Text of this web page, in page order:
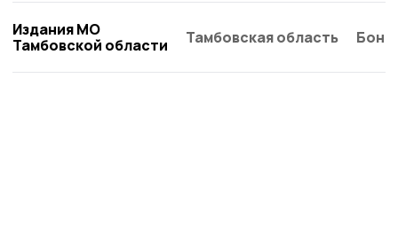
Издания МО
Тамбовской области
Тамбовская область